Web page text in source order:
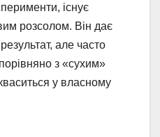
існує
розсолом. Він дає
але часто
з «сухим»
у власному